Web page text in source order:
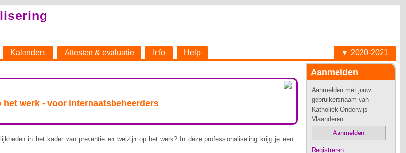
Kalenders Attesten & evaluatie Info Help ▼ 2020-2021
Aanmelden
Aanmelden met jouw
gebruikersnaam van
Katholiek Onderwijs
Vlaanderen.
Aanmelden
Registreren
werk - voor internaatsbeheerders
in het kader van preventie en welzijn op het werk? In deze professionalisering krijg je een